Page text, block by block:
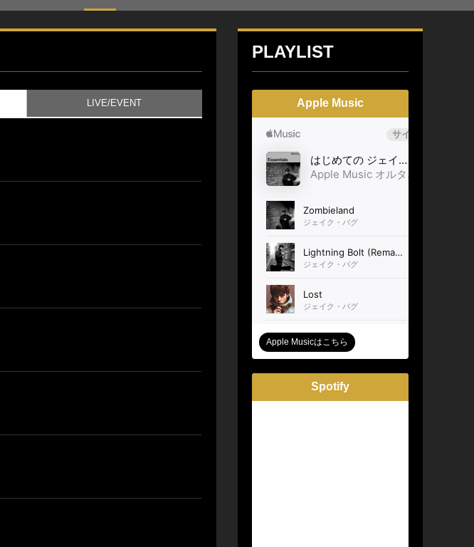
LIVE/EVENT
PLAYLIST
Apple Music
Apple Musicはこちら
Spotify